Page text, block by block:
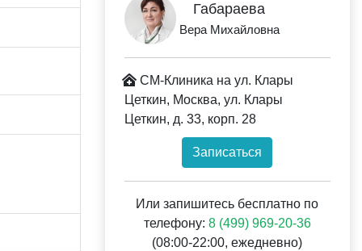
Габараева
Вера Михайловна
СМ-Клиника на ул. Клары
Цеткин, Москва, ул. Клары
Цеткин, д. 33, корп. 28
Записаться
Или запишитесь бесплатно по
телефону: 8 (499) 969-20-36
(08:00-22:00, ежедневно)